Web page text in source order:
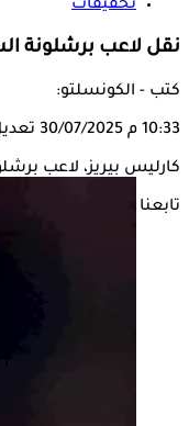
تحقيقات
نقل لاعب برشلونة
كتب - الكونسلتو:
10:33 م 30/07/2025 تعديل في
كارليس بيريز، لاعب
تابعنا على